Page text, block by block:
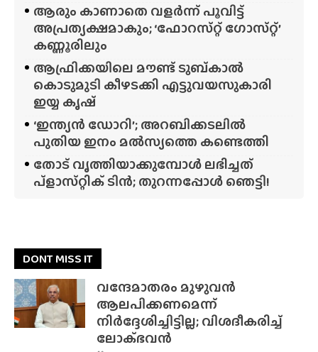
ആരും കാണാതെ വളർന്ന് പൂവിട്ട്
അപ്രത്യക്ഷമാകും; ‘ഫോറസ്‌റ്റ്‌ ഗോസ്‌റ്റ്’
കണ്ണൂരിലും
ആഫ്രിക്കയിലെ മൗണ്ട് ടുബ്‌കാൽ
കൊടുമുടി കീഴടക്കി എട്ടുവയസുകാരി
ഇയ്യ കൃഷ്
‘ഇന്ത്യൻ ഡോറി’; അറബിക്കടലിൽ
പുതിയ ഇനം മൽസ്യത്തെ കണ്ടെത്തി
തോട് വൃത്തിയാക്കുമ്പോൾ ലഭിച്ചത്
പ്‌ളാസ്‌റ്റിക് ടിൻ; തുറന്നപ്പോൾ ഞെട്ടി!
DONT MISS IT
വന്ദേമാതരം മുഴുവൻ
ആലപിക്കണമെന്ന്
നിർദ്ദേശിച്ചിട്ടില്ല; വിശദീകരിച്ച്
ലോക്‌ഭവൻ